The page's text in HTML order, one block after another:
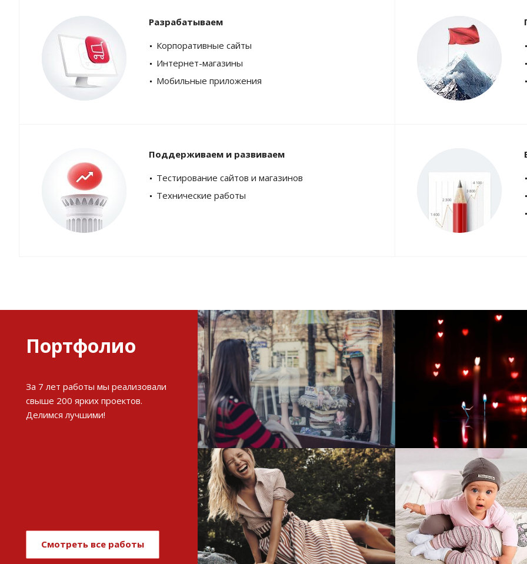
Разрабатываем
Корпоративные сайты
Интернет-магазины
Мобильные приложения
Поддерживаем и развиваем
Тестирование сайтов и магазинов
Технические работы
Портфолио
За 7 лет работы мы реализовали
свыше 200 ярких проектов.
Делимся лучшими!
Смотреть все работы
Развитие и поддержка
интернет-витрины StepClub
Смотреть проект
Развитие
магазина "Всё
Смотреть проект
Имиджевый сайт для сети
магазинов Soho Project
Увеличили
интернет-
topdatop.ru на